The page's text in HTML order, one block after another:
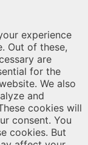
experience
Out of these,
are
for the
We also
and
cookies will
consent. You
cookies. But